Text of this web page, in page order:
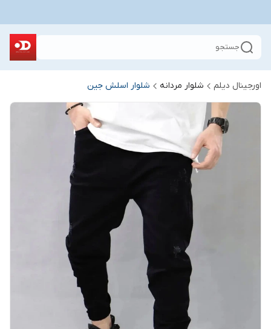
جستجو
اورجینال دیلم شلوار مردانه شلوار اسلش جین